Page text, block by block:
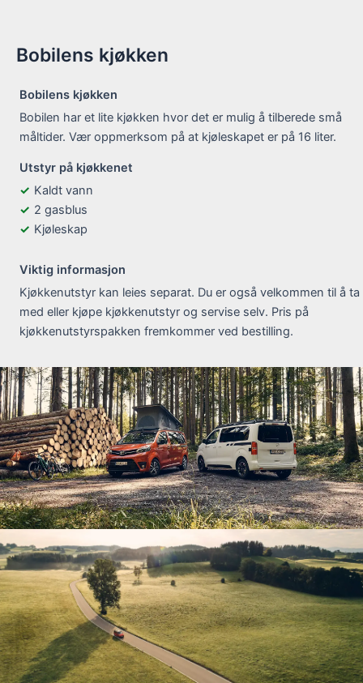
Bobilens kjøkken
Bobilens kjøkken
Bobilen har et lite kjøkken hvor det er mulig å tilberede små
måltider. Vær oppmerksom på at kjøleskapet er på 16 liter.
Utstyr på kjøkkenet
Kaldt vann
2 gasblus
Kjøleskap
Viktig informasjon
Kjøkkenutstyr kan leies separat. Du er også velkommen til å ta
med eller kjøpe kjøkkenutstyr og servise selv. Pris på
kjøkkenutstyrspakken fremkommer ved bestilling.